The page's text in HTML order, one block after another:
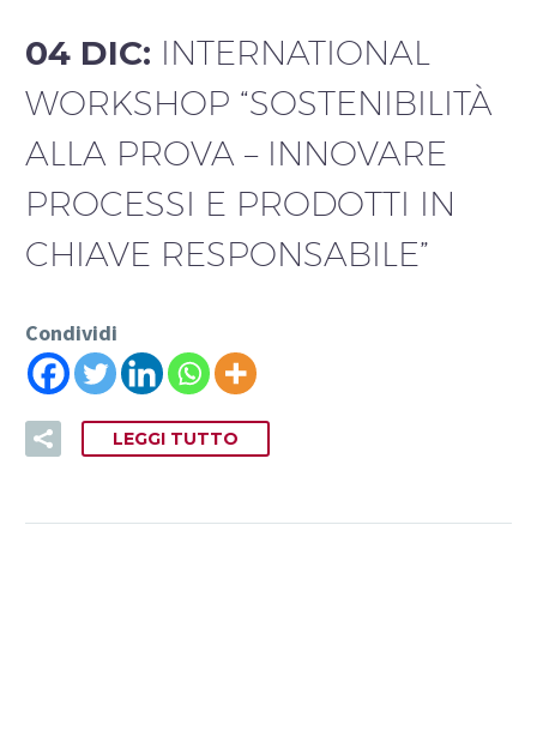
04 DIC: INTERNATIONAL
WORKSHOP “SOSTENIBILITÀ
ALLA PROVA – INNOVARE
PROCESSI E PRODOTTI IN
CHIAVE RESPONSABILE”
Condividi
LEGGI TUTTO